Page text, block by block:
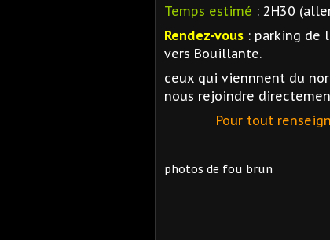
Temps estimé : 2H30
Rendez-vous : parking de
vers Bouillante.
ceux qui viennnent du
nous rejoindre
Pour tout
photos de fou brun